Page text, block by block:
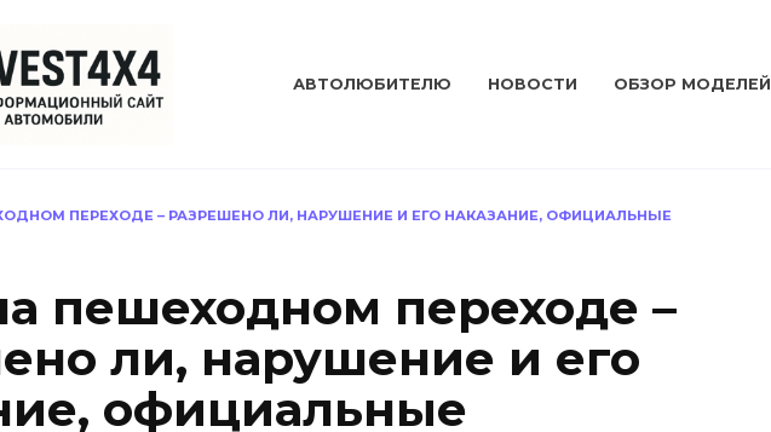
АВТОЛЮБИТЕЛЮ НОВОСТИ ОБЗОР МОДЕЛЕЙ
ПЕРЕХОДЕ – РАЗРЕШЕНО ЛИ, НАРУШЕНИЕ И ЕГО НАКАЗАНИЕ, ОФИЦИАЛЬНЫЕ
пешеходном переходе –
ли, нарушение и его
официальные